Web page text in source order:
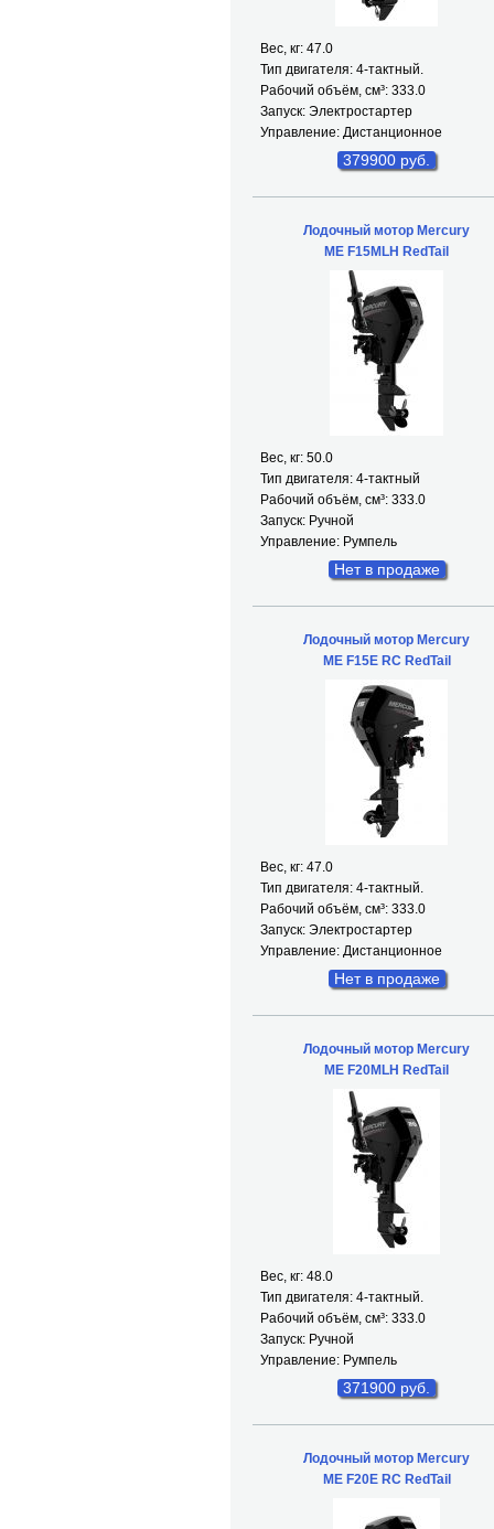
Вес, кг: 47.0
Тип двигателя: 4-тактный.
Рабочий объём, см³: 333.0
Запуск: Электростартер
Управление: Дистанционное
379900 руб.
Лодочный мотор Mercury
ME F15MLH RedTail
Вес, кг: 50.0
Тип двигателя: 4-тактный
Рабочий объём, см³: 333.0
Запуск: Ручной
Управление: Румпель
Нет в продаже
Лодочный мотор Mercury
ME F15E RC RedTail
Вес, кг: 47.0
Тип двигателя: 4-тактный.
Рабочий объём, см³: 333.0
Запуск: Электростартер
Управление: Дистанционное
Нет в продаже
Лодочный мотор Mercury
ME F20MLH RedTail
Вес, кг: 48.0
Тип двигателя: 4-тактный.
Рабочий объём, см³: 333.0
Запуск: Ручной
Управление: Румпель
371900 руб.
Лодочный мотор Mercury
ME F20E RC RedTail